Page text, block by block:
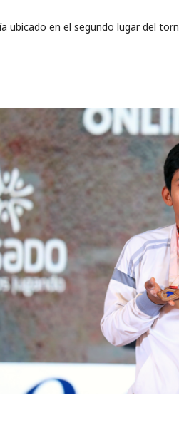
ubicado en el segundo lugar del